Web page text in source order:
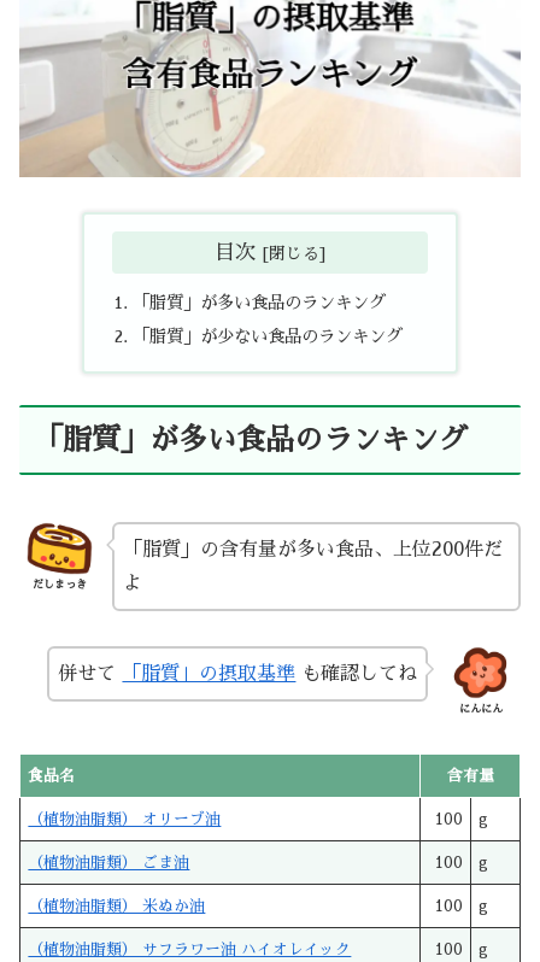
目次
「脂質」が多い食品のランキング
「脂質」が少ない食品のランキング
「脂質」が多い食品のランキング
だしまっき
「脂質」の含有量が多い食品、上位200件だ
よ
にんにん
併せて 「脂質」の摂取基準 も確認してね
食品名 含有量
（植物油脂類） オリーブ油 100 g
（植物油脂類） ごま油 100 g
（植物油脂類） 米ぬか油 100 g
（植物油脂類） サフラワー油 ハイオレイック 100 g